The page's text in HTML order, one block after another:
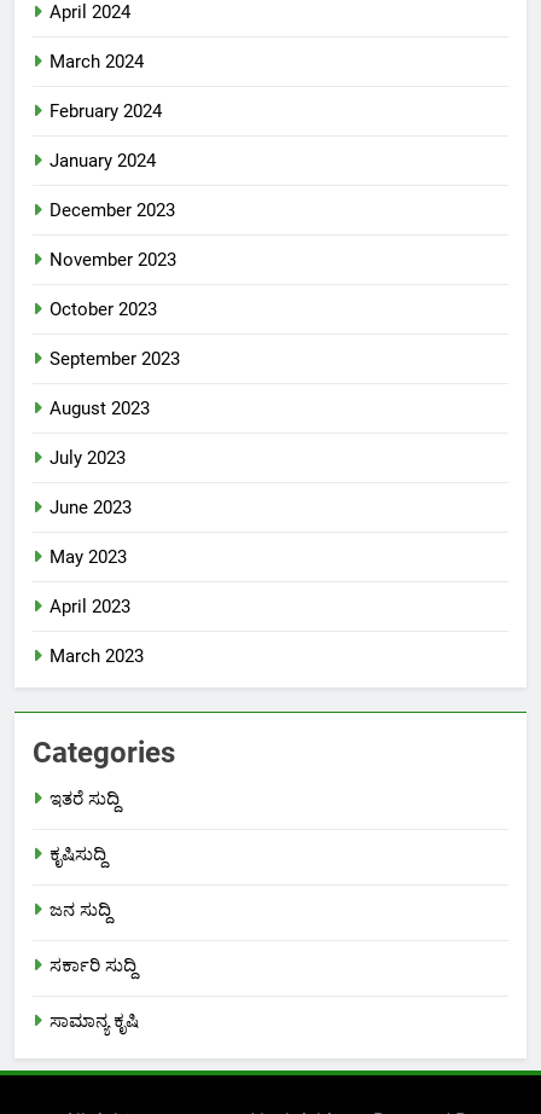
April 2024
March 2024
February 2024
January 2024
December 2023
November 2023
October 2023
September 2023
August 2023
July 2023
June 2023
May 2023
April 2023
March 2023
Categories
ಇತರೆ ಸುದ್ದಿ
ಕೃಷಿಸುದ್ದಿ
ಜನ ಸುದ್ದಿ
ಸರ್ಕಾರಿ ಸುದ್ದಿ
ಸಾಮಾನ್ಯ ಕೃಷಿ